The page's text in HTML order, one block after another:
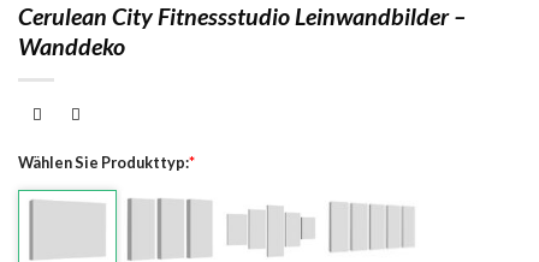
Cerulean City Fitnessstudio Leinwandbilder –
Wanddeko
Wählen Sie Produkttyp:*